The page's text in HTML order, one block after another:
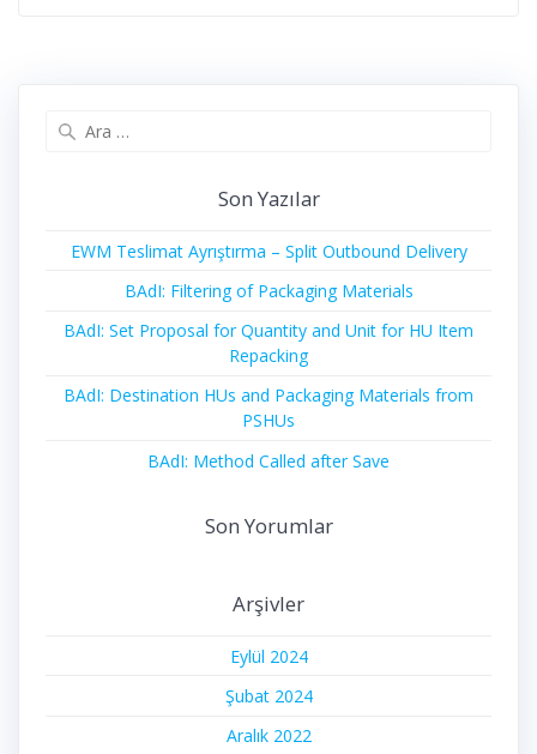
Son Yazılar
EWM Teslimat Ayrıştırma – Split Outbound Delivery
BAdI: Filtering of Packaging Materials
BAdI: Set Proposal for Quantity and Unit for HU Item
Repacking
BAdI: Destination HUs and Packaging Materials from
PSHUs
BAdI: Method Called after Save
Son Yorumlar
Arşivler
Eylül 2024
Şubat 2024
Aralık 2022